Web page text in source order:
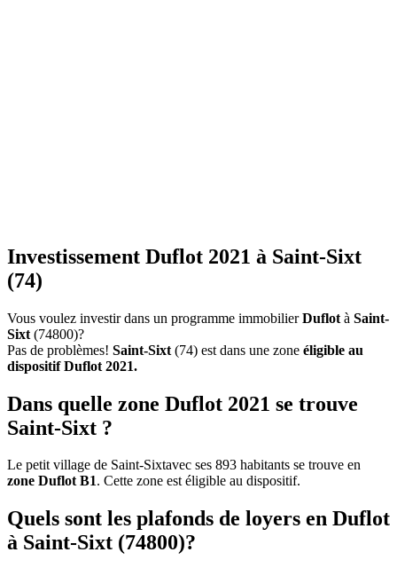
Investissement Duflot 2021 à Saint-Sixt
(74)
Vous voulez investir dans un programme immobilierDuflot à Saint-
Sixt (74800)?
Pas de problèmes! Saint-Sixt (74) est dans une zone éligible au
dispositif Duflot 2021.
Dans quelle zone Duflot 2021 se trouve
Saint-Sixt ?
Le petit village de Saint-Sixtavec ses 893 habitants se trouve en
zone Duflot B1. Cette zone est éligible au dispositif.
Quels sont les plafonds de loyers en Duflot
à Saint-Sixt (74800)?